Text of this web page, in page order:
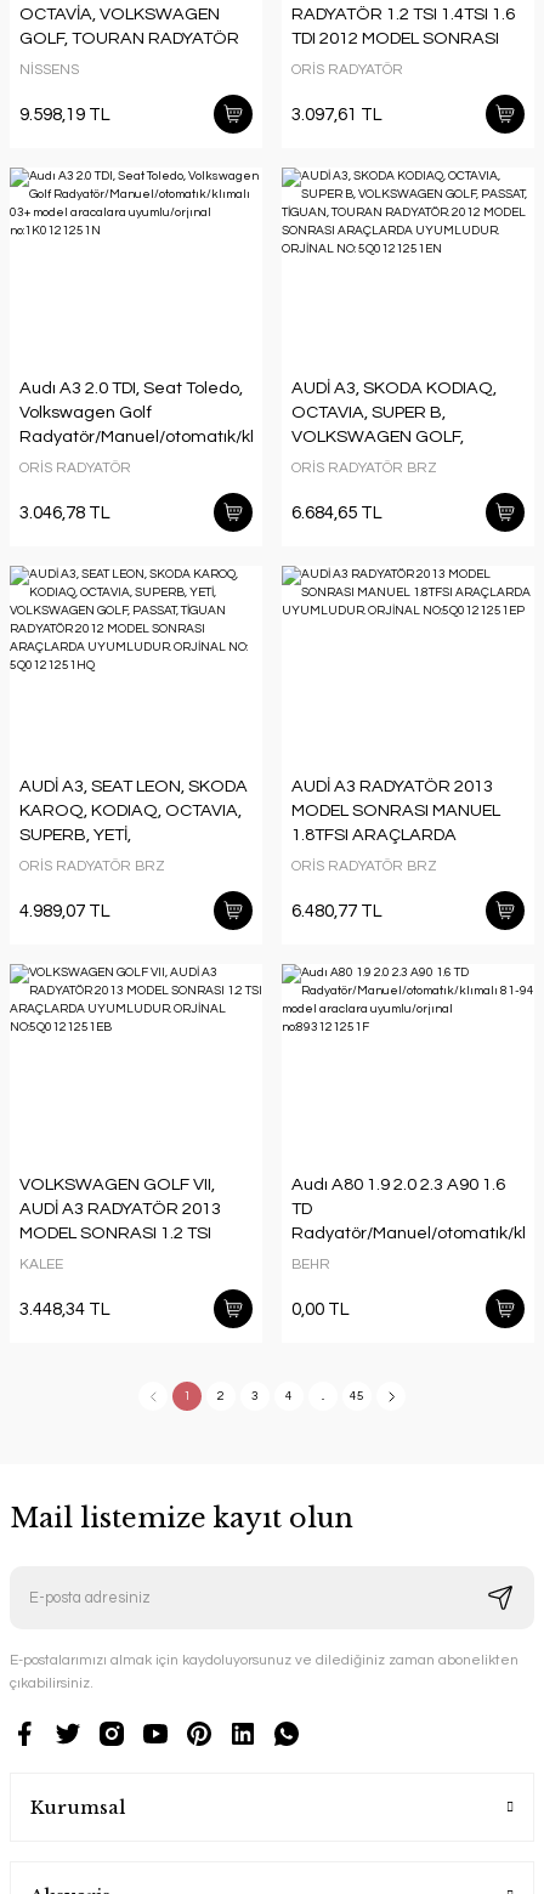
OCTAVİA, VOLKSWAGEN
GOLF, TOURAN RADYATÖR
2012 MODEL SONRASI
ORJİNAL NO: 5Q0121251EL
NİSSENS
9.598,19 TL
RADYATÖR 1.2 TSI 1.4TSI 1.6
TDI 2012 MODEL SONRASI
ARAÇLARDA UYUMLUDUR.
N:5Q0121251EM/ER
ORİS RADYATÖR
3.097,61 TL
Audı A3 2.0 TDI, Seat Toledo,
Volkswagen Golf
Radyatör/Manuel/otomatık/klımalı
03+ model aracalara
no:1K0121251N
ORİS RADYATÖR
3.046,78 TL
AUDİ A3, SKODA KODIAQ,
OCTAVIA, SUPER B,
VOLKSWAGEN GOLF,
PASSAT, TİGUAN, TOURAN
SONRASI ARAÇLARDA
UYUMLUDUR. ORJİNAL NO:
ORİS RADYATÖR BRZ
6.684,65 TL
AUDİ A3, SEAT LEON, SKODA
KAROQ, KODIAQ, OCTAVIA,
SUPERB, YETİ,
VOLKSWAGEN GOLF,
2012 MODEL SONRASI
ARAÇLARDA UYUMLUDUR.
ORİS RADYATÖR BRZ
4.989,07 TL
AUDİ A3 RADYATÖR 2013
MODEL SONRASI MANUEL
1.8TFSI ARAÇLARDA
UYUMLUDUR. ORJİNAL
ORİS RADYATÖR BRZ
6.480,77 TL
VOLKSWAGEN GOLF VII,
AUDİ A3 RADYATÖR 2013
MODEL SONRASI 1.2 TSI
ARAÇLARDA UYUMLUDUR.
KALEE
3.448,34 TL
Audı A80 1.9 2.0 2.3 A90 1.6
TD
Radyatör/Manuel/otomatık/
81-94 model araclara
no:893121251F
BEHR
0,00 TL
1 2 3 4 45
Mail listemize kayıt olun
E-postalarımızı almak için kaydoluyorsunuz ve dilediğiniz zaman abonelikten
çıkabilirsiniz.
Kurumsal